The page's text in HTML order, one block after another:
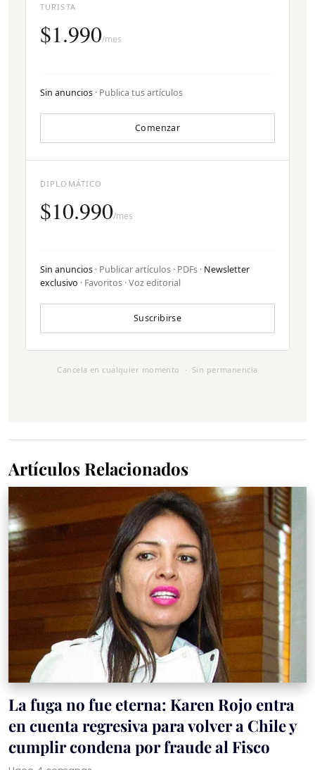
TURISTA
$1.990/mes
Sin anuncios · Publica tus artículos
Comenzar
DIPLOMÁTICO
$10.990/mes
Sin anuncios · Publicar artículos · PDFs · Newsletter
exclusivo · Favoritos · Voz editorial
Suscribirse
Cancela en cualquier momento · Sin permanencia
Artículos Relacionados
La fuga no fue eterna: Karen Rojo entra
en cuenta regresiva para volver a Chile y
cumplir condena por fraude al Fisco